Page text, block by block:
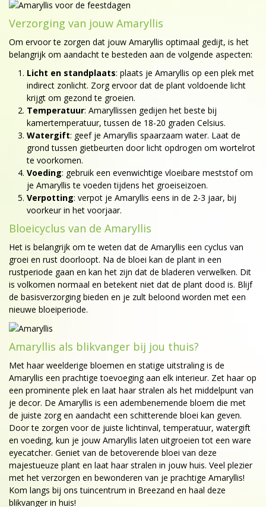
Verzorging van jouw Amaryllis
Om ervoor te zorgen dat jouw Amaryllis optimaal gedijt, is het
belangrijk om aandacht te besteden aan de volgende aspecten:
Licht en standplaats: plaats je Amaryllis op een plek met
indirect zonlicht. Zorg ervoor dat de plant voldoende licht
krijgt om gezond te groeien.
Temperatuur: Amaryllissen gedijen het beste bij
kamertemperatuur, tussen de 18-20 graden Celsius.
Watergift: geef je Amaryllis spaarzaam water. Laat de
grond tussen gietbeurten door licht opdrogen om wortelrot
te voorkomen.
Voeding: gebruik een evenwichtige vloeibare meststof om
je Amaryllis te voeden tijdens het groeiseizoen.
Verpotting: verpot je Amaryllis eens in de 2-3 jaar, bij
voorkeur in het voorjaar.
Bloeicyclus van de Amaryllis
Het is belangrijk om te weten dat de Amaryllis een cyclus van
groei en rust doorloopt. Na de bloei kan de plant in een
rustperiode gaan en kan het zijn dat de bladeren verwelken. Dit
is volkomen normaal en betekent niet dat de plant dood is. Blijf
de basisverzorging bieden en je zult beloond worden met een
nieuwe bloeiperiode.
Amaryllis als blikvanger bij jou thuis?
Met haar weelderige bloemen en statige uitstraling is de
Amaryllis een prachtige toevoeging aan elk interieur. Zet haar op
een prominente plek en laat haar stralen als het middelpunt van
je decor. De Amaryllis is een adembenemende bloem die met
de juiste zorg en aandacht een schitterende bloei kan geven.
Door te zorgen voor de juiste lichtinval, temperatuur, watergift
en voeding, kun je jouw Amaryllis laten uitgroeien tot een ware
eyecatcher. Geniet van de betoverende bloei van deze
majestueuze plant en laat haar stralen in jouw huis. Veel plezier
met het verzorgen en bewonderen van je prachtige Amaryllis!
Kom langs bij ons tuincentrum in Breezand en haal deze
blikvanger in huis!